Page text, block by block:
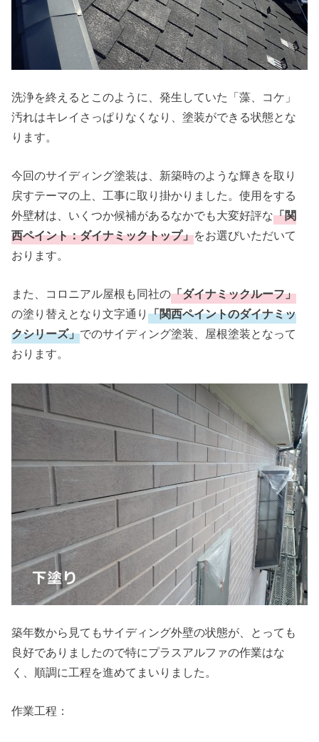
洗浄を終えるとこのように、発生していた「藻、コケ」
汚れはキレイさっぱりなくなり、塗装ができる状態とな
ります。
今回のサイディング塗装は、新築時のような輝きを取り
戻すテーマの上、工事に取り掛かりました。使用をする
外壁材は、いくつか候補があるなかでも大変好評な「関
西ペイント：ダイナミックトップ」をお選びいただいて
おります。
また、コロニアル屋根も同社の「ダイナミックルーフ」
の塗り替えとなり文字通り「関西ペイントのダイナミッ
クシリーズ」でのサイディング塗装、屋根塗装となって
おります。
築年数から見てもサイディング外壁の状態が、とっても
良好でありましたので特にプラスアルファの作業はな
く、順調に工程を進めてまいりました。
作業工程：